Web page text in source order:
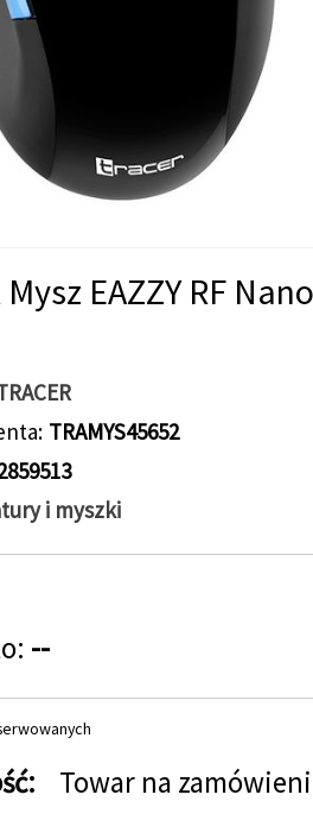
Mysz EAZZY RF Nano
TRAMYS45652
i myszki
--
Towar na